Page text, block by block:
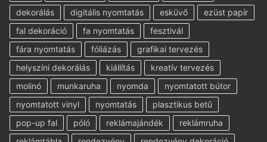
dekorálás
digitális nyomtatás esküvő
ezüst papír
fal dekoráció
fa nyomtatás
fesztivál
fára nyomtatás
fóliázás
grafikai tervezés
helyszíni dekorálás
kiállítás
kreatív tervezés
molinó
munkaruha nyomda
nyomtatott bútor
nyomtatott vinyl
nyomtatás
plasztikus betű
pop-up fal
póló reklámajándék
reklámruha